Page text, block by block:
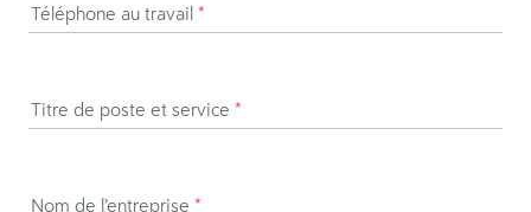
Téléphone au travail *
Titre de poste et service *
Nom de l’entreprise *